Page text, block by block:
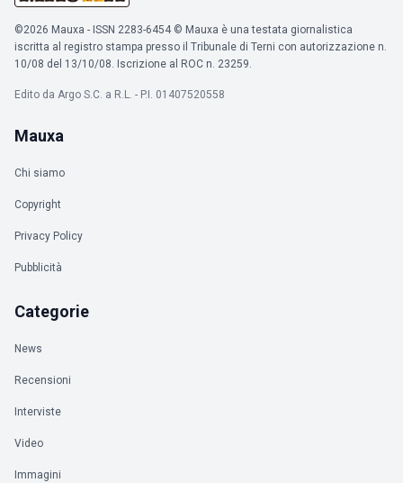
©2026 Mauxa - ISSN 2283-6454 © Mauxa è una testata giornalistica
iscritta al registro stampa presso il Tribunale di Terni con autorizzazione n.
10/08 del 13/10/08. Iscrizione al ROC n. 23259.
Edito da Argo S.C. a R.L. - P.I. 01407520558
Mauxa
Chi siamo
Copyright
Privacy Policy
Pubblicità
Categorie
News
Recensioni
Interviste
Video
Immagini